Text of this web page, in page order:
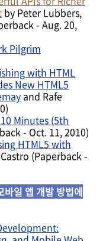
by Peter Lubbers,
- Aug. 20,
Pilgrim
with HTML
New HTML5
and Rafe
Minutes (5th
- Oct. 11, 2010)
HTML5 with
(Paperback-
일 앱 개발 방법에